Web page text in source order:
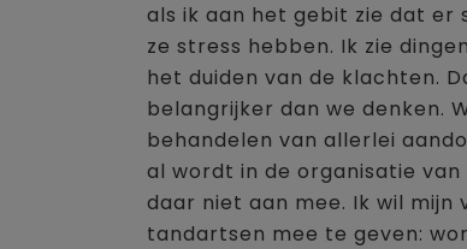
als ik aan het gebit zie dat er
ze stress hebben. Ik zie
het duiden van de klachten.
belangrijker dan we denken.
behandelen van allerlei
al wordt in de organisatie
daar niet aan mee. Ik wil mijn
tandartsen mee te geven: